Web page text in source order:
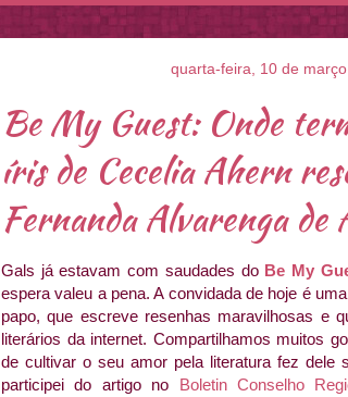
quarta-feira, 10 de
Be My Guest: Onde
íris de Cecelia Ahern
Fernanda Alvarenga de
Gals já estavam com saudades do Be My
espera valeu a pena. A convidada de hoje é
papo, que escreve resenhas maravilhosas e
literários da internet. Compartilhamos muitos
de cultivar o seu amor pela literatura fez dele
participei do artigo no Boletin Conselho